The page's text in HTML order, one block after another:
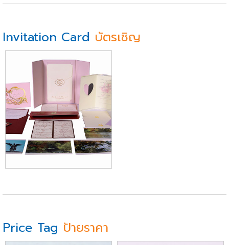
Invitation Card บัตรเชิญ
Price Tag ป้ายราคา